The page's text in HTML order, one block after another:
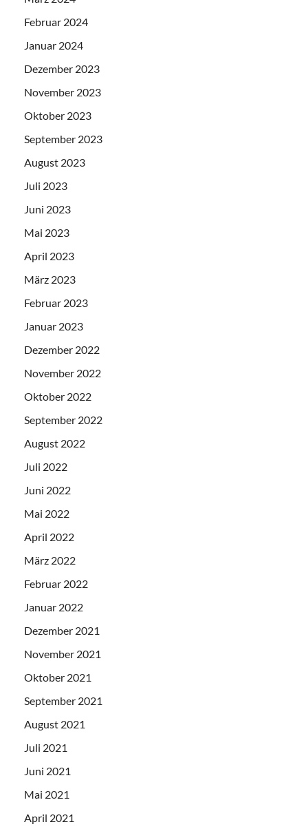
Februar 2024
Januar 2024
Dezember 2023
November 2023
Oktober 2023
September 2023
August 2023
Juli 2023
Juni 2023
Mai 2023
April 2023
März 2023
Februar 2023
Januar 2023
Dezember 2022
November 2022
Oktober 2022
September 2022
August 2022
Juli 2022
Juni 2022
Mai 2022
April 2022
März 2022
Februar 2022
Januar 2022
Dezember 2021
November 2021
Oktober 2021
September 2021
August 2021
Juli 2021
Juni 2021
Mai 2021
April 2021